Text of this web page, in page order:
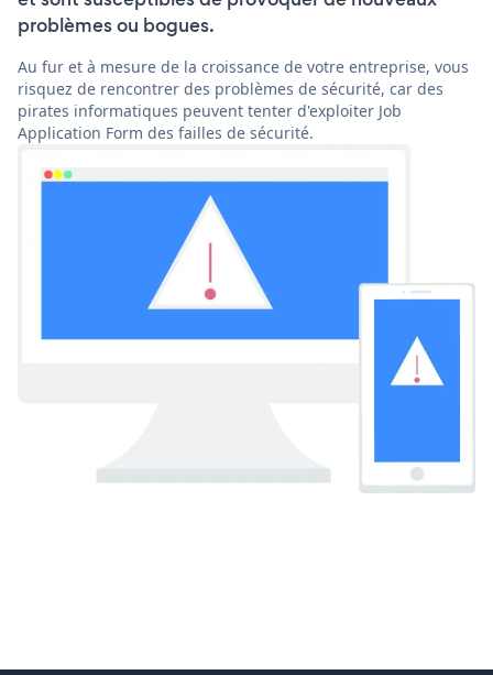
problèmes ou bogues.
Au fur et à mesure de la croissance de votre entreprise, vous
risquez de rencontrer des problèmes de sécurité, car des
pirates informatiques peuvent tenter d'exploiter Job
Application Form des failles de sécurité.